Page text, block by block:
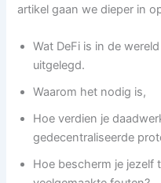
artikel gaan we dieper in
Wat DeFi is in de
uitgelegd.
Waarom het nodig is,
Hoe verdien je
gedecentraliseerde
Hoe bescherm je jezelf